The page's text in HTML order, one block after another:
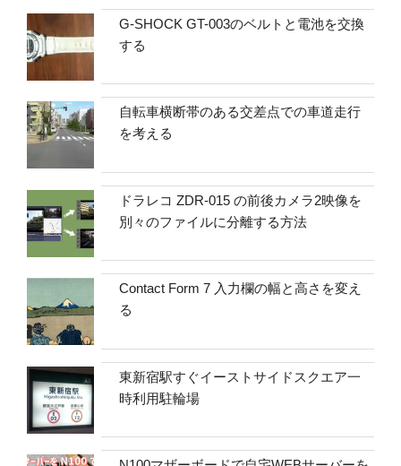
G-SHOCK GT-003のベルトと電池を交換
する
自転車横断帯のある交差点での車道走行
を考える
ドラレコ ZDR-015 の前後カメラ2映像を
別々のファイルに分離する方法
Contact Form 7 入力欄の幅と高さを変え
る
東新宿駅すぐイーストサイドスクエア一
時利用駐輪場